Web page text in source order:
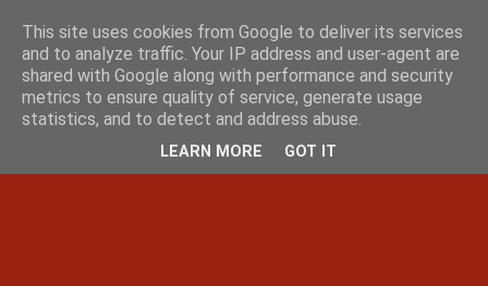
This site uses cookies from Google to deliver its services
and to analyze traffic. Your IP address and user-agent are
shared with Google along with performance and security
metrics to ensure quality of service, generate usage
statistics, and to detect and address abuse.
LEARN MORE GOT IT